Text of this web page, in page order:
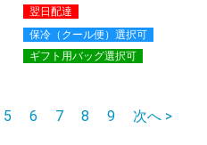
翌日配達
保冷（クール便）選択可
ギフト用バッグ選択可
5 6 7 8 9 次へ >